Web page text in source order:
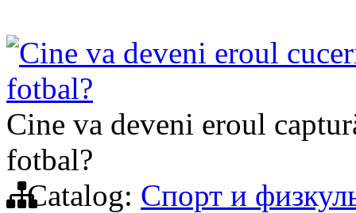
Cine va deveni eroul
fotbal?
Cine va deveni eroul
fotbal?
Catalog: Спорт и